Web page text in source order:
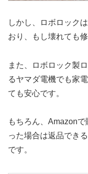
しかし、ロボロック
おり、もし壊れても
また、ロボロック製
るヤマダ電機でも家
ても安心です。
もちろん、Amazon
った場合は返品でき
です。